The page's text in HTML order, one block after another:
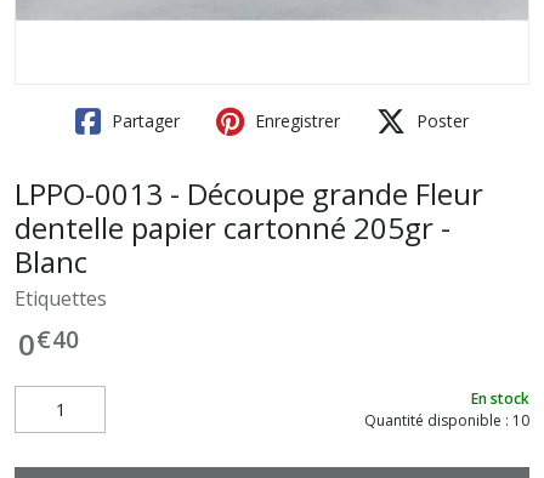
Partager Enregistrer Poster
LPPO-0013 - Découpe grande Fleur
dentelle papier cartonné 205gr -
Blanc
Etiquettes
0€40
En stock
Quantité disponible : 10